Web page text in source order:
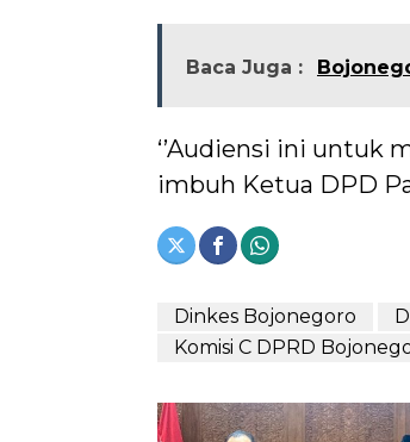
Baca Juga :
‘’Audiensi ini untuk
imbuh Ketua DPD
Dinkes Bojonegoro
Komisi C DPRD